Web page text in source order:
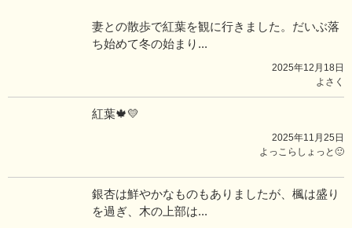
妻との散歩で紅葉を観に行きました。だいぶ落
ち始めて冬の始まり...
2025年12月18日
よさく
紅葉🍁💛
2025年11月25日
よっこらしょっと🙂
銀杏は鮮やかなものもありましたが、楓は盛り
を過ぎ、木の上部は...